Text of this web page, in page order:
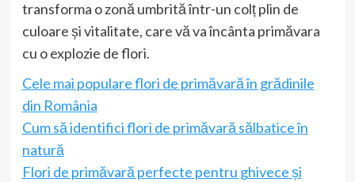
transforma o zonă umbrită într-un colț plin de
culoare și vitalitate, care vă va încânta primăvara
cu o explozie de flori.
Cele mai populare flori de primăvară în grădinile
din România
Cum să identifici flori de primăvară sălbatice în
natură
Flori de primăvară perfecte pentru ghivece și